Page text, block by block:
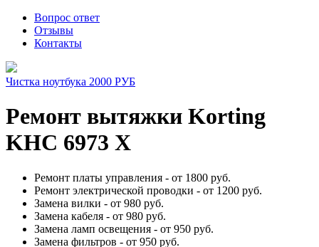
Вопрос ответ
Отзывы
Контакты
Чистка ноутбука 2000 РУБ
Ремонт вытяжки Korting
KHC 6973 X
Ремонт платы управления - от 1800 руб.
Ремонт электрической проводки - от 1200 руб.
Замена вилки - от 980 руб.
Замена кабеля - от 980 руб.
Замена ламп освещения - от 950 руб.
Замена фильтров - от 950 руб.